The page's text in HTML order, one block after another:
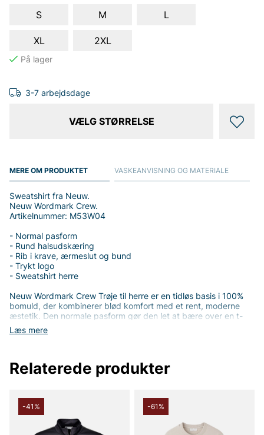
S
M L
XL 2XL
3-7 arbejdsdage
VÆLG STØRRELSE
MERE OM PRODUKTET
Læs mere
Sweatshirt fra Neuw.
Neuw Wordmark Crew.
Artikelnummer: M53W04
- Normal pasform
- Rund halsudskæring
- Rib i krave, ærmeslut og bund
- Trykt logo
- Sweatshirt herre
Neuw Wordmark Crew Trøje til herre er en tidløs basis i 100%
bomuld, der kombinerer blød komfort med et rent, moderne
æstetik. Den normale pasform gør den let at bære over en t-
shirt eller under en jakke, samtidig med at den giver en
afslappet men sammenhængende silhuet, der passer til mange
bevarer formen vask efter vask.
hvilket giver en tydelig Neuw-følelse uden at overdrive -
perfekt for dig, der sætter pris på minimalistisk streetwear med
kvalitetsfornemmelse. Plaggets helt rene design gør den nem
at style efter sæson og stil: kombiner den med jeans for et
VASKEANVISNING OG MATERIALE
Relaterede produkter
-41% -61%